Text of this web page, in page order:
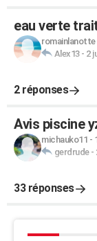
eau verte
romainlanotte
Alex13- 2
2 réponses
Avis piscine
michauko11 -
gerdrude-
33 réponses